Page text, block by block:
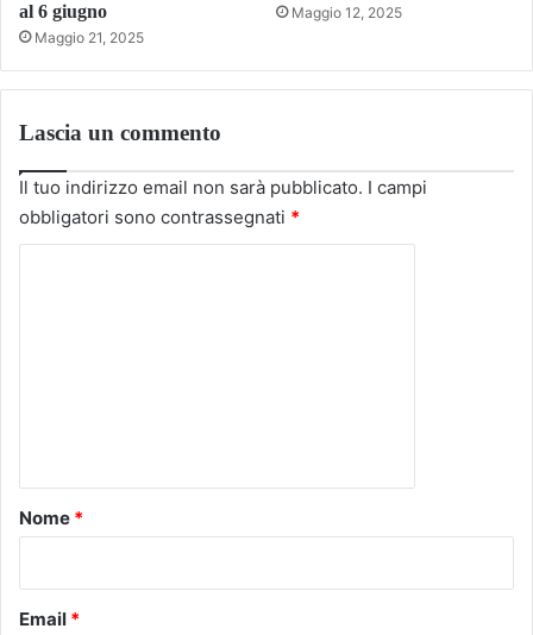
al 6 giugno
Maggio 21, 2025
Maggio 12, 2025
Lascia un commento
Il tuo indirizzo email non sarà pubblicato. I campi
obbligatori sono contrassegnati *
o
Nome *
Email *